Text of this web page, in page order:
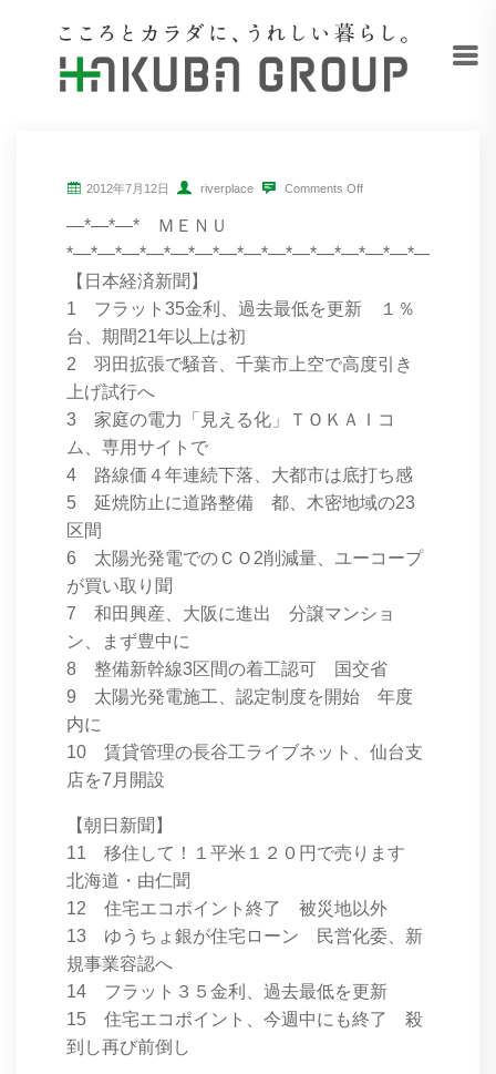
2012年7月12日 riverplace Comments Off
―*―*―* ＭＥＮＵ
【日本経済新聞】
1 フラット35金利、過去最低を更新 １％
台、期間21年以上は初
2 羽田拡張で騒音、千葉市上空で高度引き
上げ試行へ
3 家庭の電力「見える化」ＴＯＫＡＩコ
ム、専用サイトで
4 路線価４年連続下落、大都市は底打ち感
5 延焼防止に道路整備 都、木密地域の23
区間
6 太陽光発電でのＣＯ2削減量、ユーコープ
が買い取り聞
7 和田興産、大阪に進出 分譲マンショ
ン、まず豊中に
8 整備新幹線3区間の着工認可 国交省
9 太陽光発電施工、認定制度を開始 年度
内に
10 賃貸管理の長谷工ライブネット、仙台支
店を7月開設
【朝日新聞】
11 移住して！１平米１２０円で売ります
北海道・由仁聞
12 住宅エコポイント終了 被災地以外
13 ゆうちょ銀が住宅ローン 民営化委、新
規事業容認へ
14 フラット３５金利、過去最低を更新
15 住宅エコポイント、今週中にも終了 殺
到し再び前倒し